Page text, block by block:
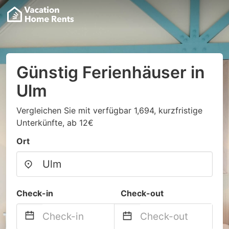
Günstig Ferienhäuser in
Ulm
Vergleichen Sie mit verfügbar 1,694, kurzfristige
Unterkünfte, ab 12€
Ort
Check-in Check-out